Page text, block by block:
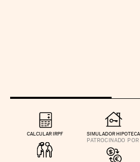
CALCULAR IRPF SIMULADOR HIPOTECA